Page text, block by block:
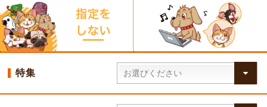
特集